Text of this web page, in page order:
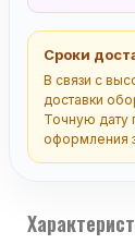
Сроки
В связи с
доставки
Точную дату
оформления